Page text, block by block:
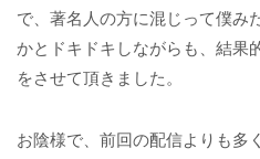
で、著名人の方に混じって僕み
かとドキドキしながらも、結果
をさせて頂きました。
お陰様で、前回の配信よりも多